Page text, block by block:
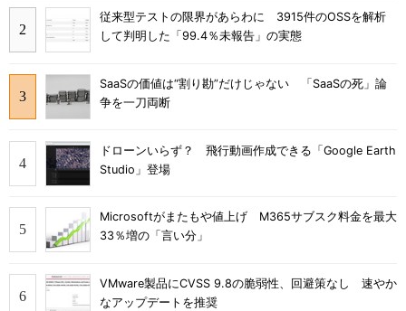
従来型テストの限界があらわに 3915件のOSSを解析
して判明した「99.4％未報告」の実態
SaaSの価値は“割り勘”だけじゃない 「SaaSの死」論
争を一刀両断
ドローンいらず？ 飛行動画作成できる「Google Earth
Studio」登場
Microsoftがまたもや値上げ M365サブスク料金を最大
33％増の「言い分」
VMware製品にCVSS 9.8の脆弱性、回避策なし 速やか
なアップデートを推奨